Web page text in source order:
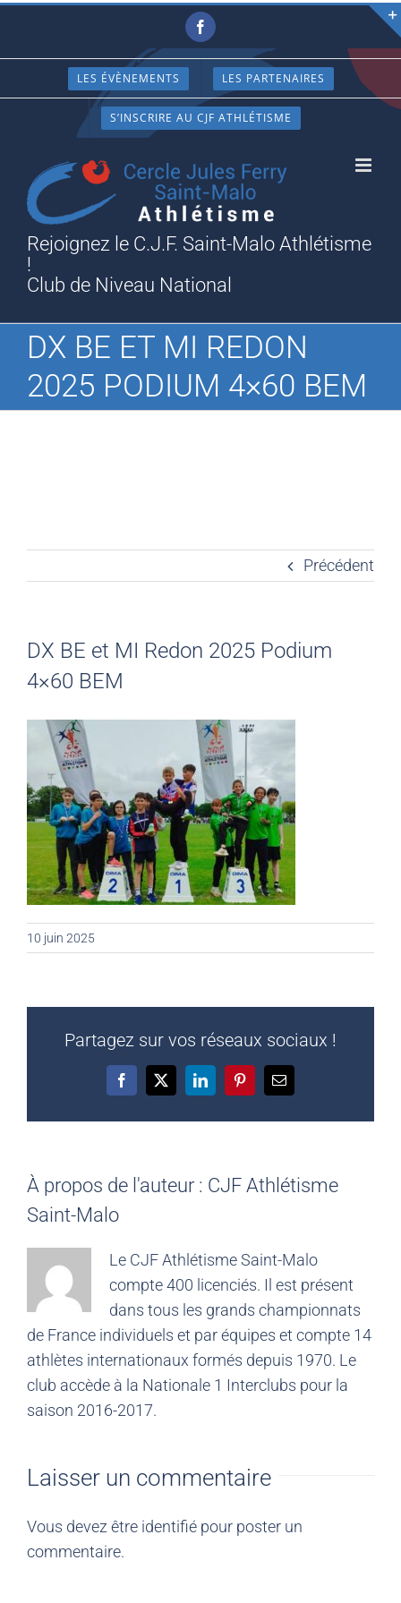
Passer
contenu
Facebook
LES ÉVÈNEMENTS LES PARTENAIRES
S’INSCRIRE AU CJF ATHLÉTISME
Rejoignez le C.J.F. Saint-Malo Athlétisme
!
Club de Niveau National
DX BE ET MI REDON
2025 PODIUM 4×60 BEM
Précédent
DX BE et MI Redon 2025 Podium
4×60 BEM
10 juin 2025
Partagez sur vos réseaux sociaux !
Facebook
X LinkedInPinterestEmail
À propos de l'auteur : CJF Athlétisme
Saint-Malo
Le CJF Athlétisme Saint-Malo
compte 400 licenciés. Il est présent
dans tous les grands championnats
de France individuels et par équipes et compte 14
athlètes internationaux formés depuis 1970. Le
club accède à la Nationale 1 Interclubs pour la
saison 2016-2017.
Laisser un commentaire
Vous devez être identifié pour poster un
commentaire.